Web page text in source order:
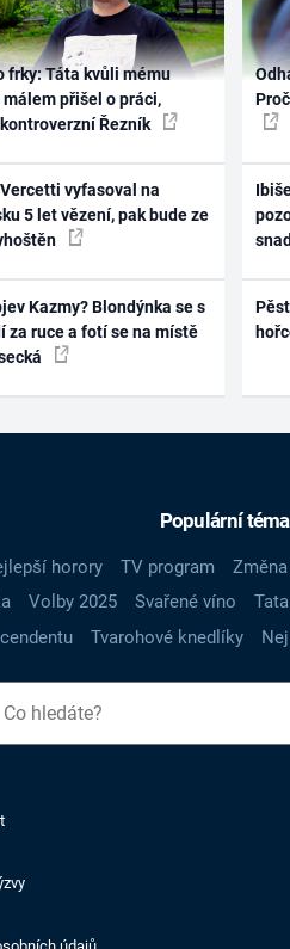
frky: Táta kvůli mému
málem přišel o práci,
Řezník
vyfasoval na
5 let vězení, pak bude ze
Kazmy? Blondýnka se s
za ruce a fotí se na místě
Populární
horory TV program
Volby 2025 Svařené víno
Tvarohové knedlíky